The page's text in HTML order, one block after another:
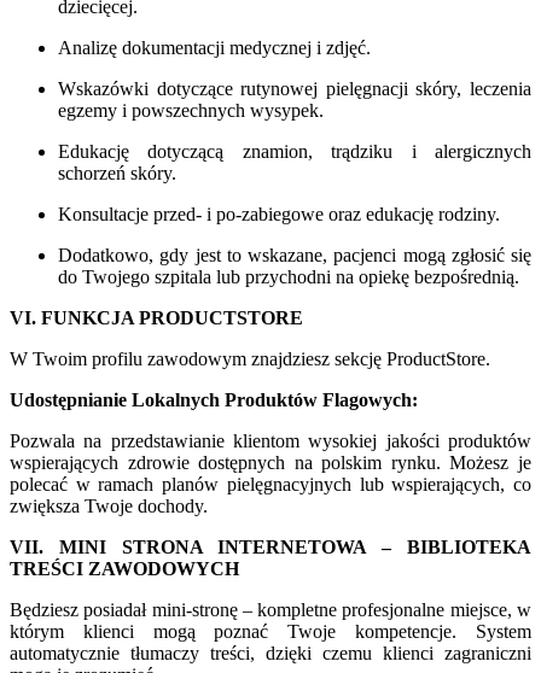
dziecięcej.
Analizę dokumentacji medycznej i zdjęć.
Wskazówki dotyczące rutynowej pielęgnacji skóry, leczenia
egzemy i powszechnych wysypek.
Edukację dotyczącą znamion, trądziku i alergicznych
schorzeń skóry.
Konsultacje przed- i po-zabiegowe oraz edukację rodziny.
Dodatkowo, gdy jest to wskazane, pacjenci mogą zgłosić się
do Twojego szpitala lub przychodni na opiekę bezpośrednią.
VI. FUNKCJA PRODUCTSTORE
W Twoim profilu zawodowym znajdziesz sekcję ProductStore.
Udostępnianie Lokalnych Produktów Flagowych:
Pozwala na przedstawianie klientom wysokiej jakości produktów
wspierających zdrowie dostępnych na polskim rynku. Możesz je
polecać w ramach planów pielęgnacyjnych lub wspierających, co
zwiększa Twoje dochody.
VII. MINI STRONA INTERNETOWA – BIBLIOTEKA
TREŚCI ZAWODOWYCH
Będziesz posiadał mini-stronę – kompletne profesjonalne miejsce, w
którym klienci mogą poznać Twoje kompetencje. System
automatycznie tłumaczy treści, dzięki czemu klienci zagraniczni